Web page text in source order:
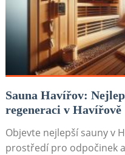
Sauna Havířov:
regeneraci v Havířově
Objevte nejlepší sauny v
prostředí pro odpočinek